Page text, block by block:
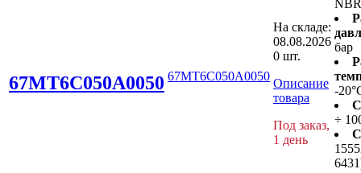
67MT6C050A0050 67MT6C050A0050
На складе:
08.08.2026
0 шт.
Описание
товара
Под заказ,
1 день
NBR
бар
-
÷